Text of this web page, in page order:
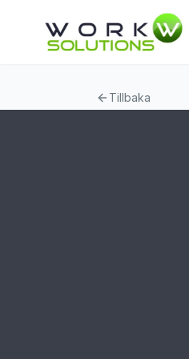
Tillbaka